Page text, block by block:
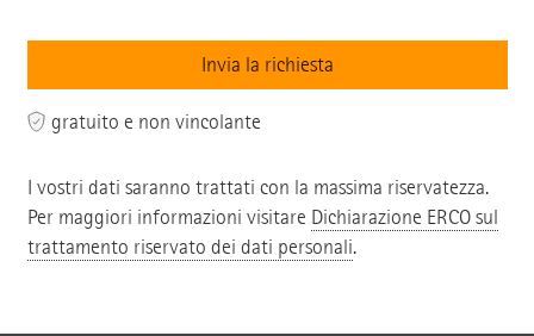
gratuito e non vincolante
I vostri dati saranno trattati con la massima riservatezza.
Per maggiori informazioni visitare Dichiarazione ERCO sul
trattamento riservato dei dati personali.